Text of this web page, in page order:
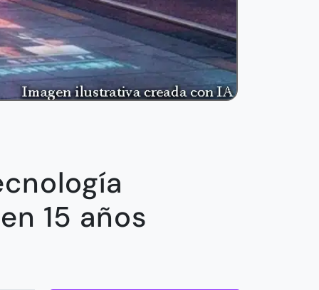
15 años